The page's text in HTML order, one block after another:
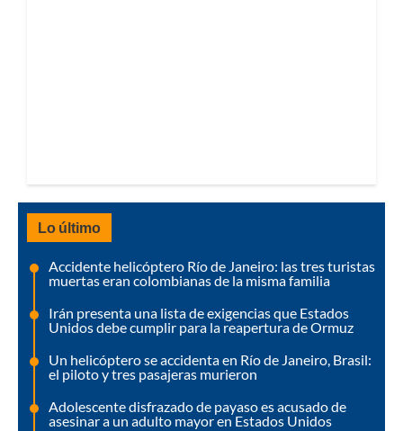
Lo último
Accidente helicóptero Río de Janeiro: las tres turistas
muertas eran colombianas de la misma familia
Irán presenta una lista de exigencias que Estados
Unidos debe cumplir para la reapertura de Ormuz
Un helicóptero se accidenta en Río de Janeiro, Brasil:
el piloto y tres pasajeras murieron
Adolescente disfrazado de payaso es acusado de
asesinar a un adulto mayor en Estados Unidos